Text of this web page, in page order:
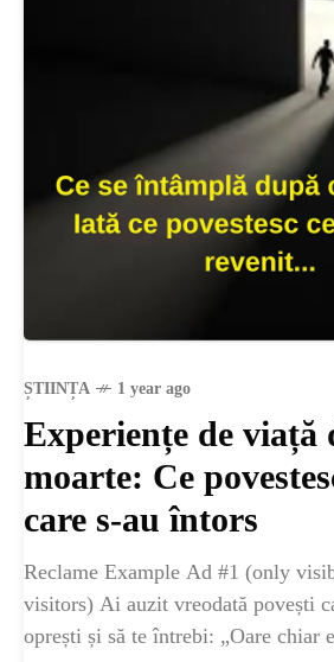
ȘTIINȚA 1 year ago
Experiențe de viață
moarte: Ce
care s-au întors
Reclame Example Ad #1 (only
visitors) Ai auzit vreodată povești
oprești și să te întrebi: „Oare chiar